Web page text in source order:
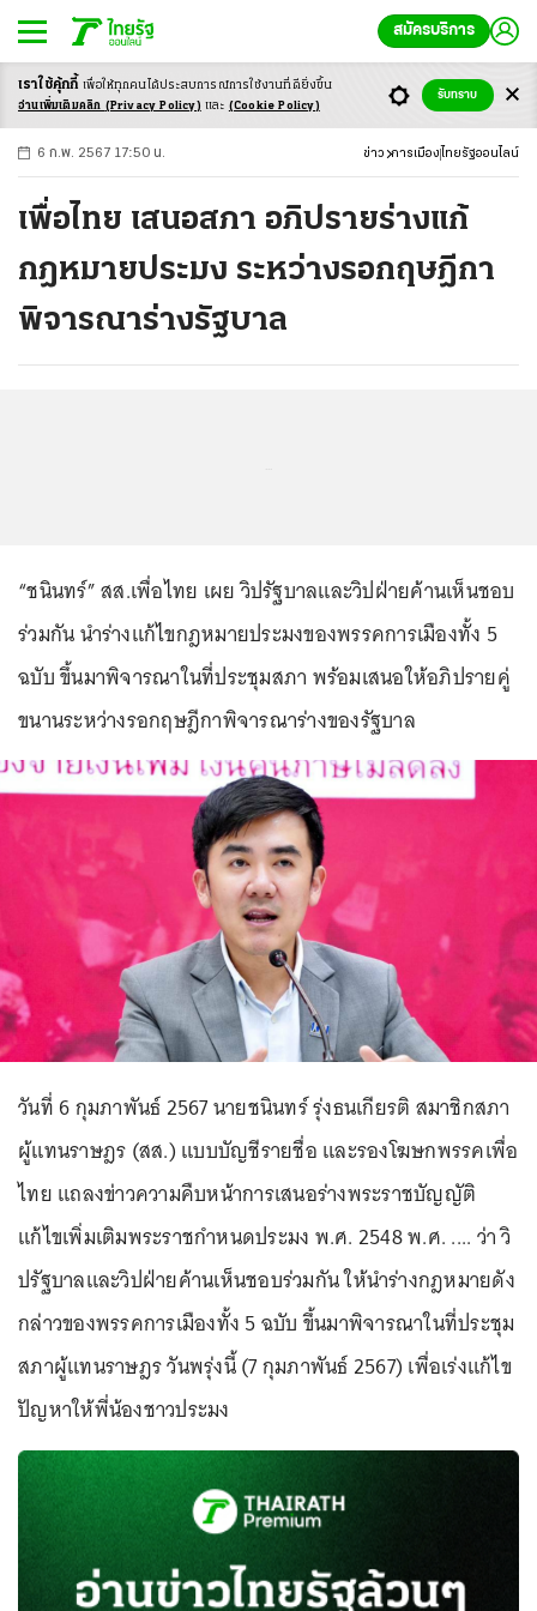
สมัครบริการ
-ก ก ก+
6 ก.พ. 2567 17:50 น. ข่าว การเมือง ไทยรัฐออนไลน์
เพื่อไทย เสนอสภา อภิปรายร่างแก้
กฎหมายประมง ระหว่างรอกฤษฎีกา
พิจารณาร่างรัฐบาล
“ชนินทร์” สส.เพื่อไทย เผย วิปรัฐบาลและวิปฝ่ายค้านเห็นชอบ
ร่วมกัน นำร่างแก้ไขกฎหมายประมงของพรรคการเมืองทั้ง 5
ฉบับ ขึ้นมาพิจารณาในที่ประชุมสภา พร้อมเสนอให้อภิปรายคู่
ขนานระหว่างรอกฤษฎีกาพิจารณาร่างของรัฐบาล
วันที่ 6 กุมภาพันธ์ 2567 นายชนินทร์ รุ่งธนเกียรติ สมาชิกสภา
ผู้แทนราษฎร (สส.) แบบบัญชีรายชื่อ และรองโฆษกพรรคเพื่อ
ไทย แถลงข่าวความคืบหน้าการเสนอร่างพระราชบัญญัติ
แก้ไขเพิ่มเติมพระราชกำหนดประมง พ.ศ. 2548 พ.ศ. .... ว่า วิ
ปรัฐบาลและวิปฝ่ายค้านเห็นชอบร่วมกัน ให้นำร่างกฎหมายดัง
กล่าวของพรรคการเมืองทั้ง 5 ฉบับ ขึ้นมาพิจารณาในที่ประชุม
สภาผู้แทนราษฎร วันพรุ่งนี้ (7 กุมภาพันธ์ 2567) เพื่อเร่งแก้ไข
ปัญหาให้พี่น้องชาวประมง
เราใช้คุ้กกี้ เพื่อให้ทุกคนได้ประสบการณ์การใช้งานที่ดียิ่งขึ้น
อ่านเพิ่มเติมคลิก (Privacy Policy) และ (Cookie Policy)
รับทราบ